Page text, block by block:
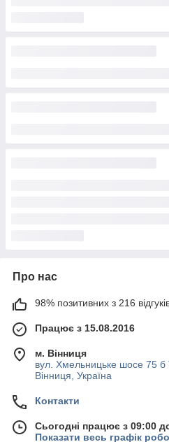
Про нас
98% позитивних з 216
Працює з 15.08.2016
м. Вінниця
вул. Хмельницьке шосе 75 б
Вінниця, Україна
Контакти
Сьогодні працює з 09:00
Показати весь графік